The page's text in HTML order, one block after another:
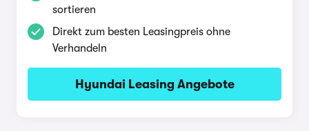
sortieren
Direkt zum besten Leasingpreis ohne
Verhandeln
Hyundai Leasing Angebote